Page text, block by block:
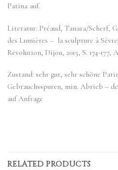
Patina auf.
Literatur: Préaud, Tanara/Scherf,
des Lumières – la sculpture à
Revolution, Dijon, 2015, S. 174-177,
Zustand: sehr gut, sehr schöne
Gebrauchsspuren, min. Abrieb –
auf Anfrage
RELATED PRODUCTS